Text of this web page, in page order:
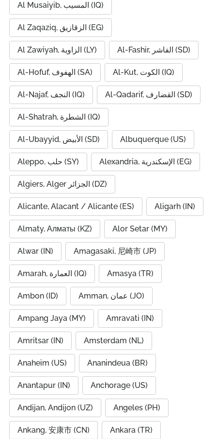
Al Musaiyib, المسيب (IQ)
Al Zaqaziq, الزقازيق (EG)
Al Zawiyah, الزاوية (LY) Al-Fashir, الفاشر (SD)
Al-Hofuf, الهفوف (SA) Al-Kut, الكوت (IQ)
Al-Najaf, النجف (IQ) Al-Qadarif, القضارف (SD)
Al-Shatrah, الشطرة (IQ)
Al-Ubayyid, الأبيض (SD) Albuquerque (US)
Aleppo, حلب (SY) Alexandria, الإسكندرية (EG)
Algiers, Alger الجزائر (DZ)
Alicante, Alacant / Alicante (ES) Aligarh (IN)
Almaty, Алматы (KZ) Alor Setar (MY)
Alwar (IN) Amagasaki, 尼崎市 (JP)
Amarah, العمارة (IQ) Amasya (TR)
Ambon (ID) Amman, عمان (JO)
Ampang Jaya (MY) Amravati (IN)
Amritsar (IN) Amsterdam (NL)
Anaheim (US) Ananindeua (BR)
Anantapur (IN) Anchorage (US)
Andijan, Andijon (UZ) Angeles (PH)
Ankang, 安康市 (CN) Ankara (TR)